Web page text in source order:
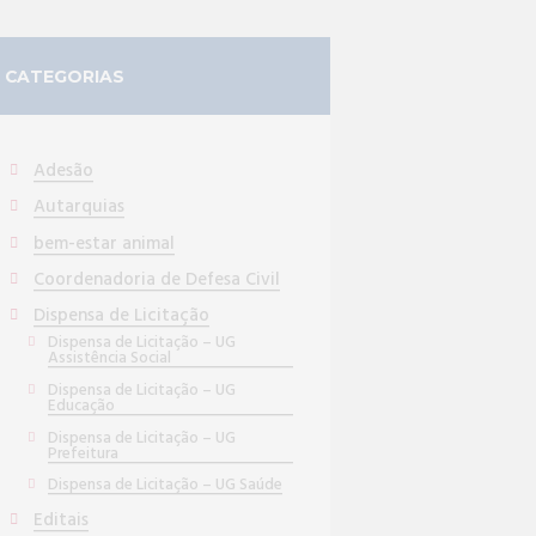
CATEGORIAS
Adesão
Autarquias
bem-estar animal
Coordenadoria de Defesa Civil
Dispensa de Licitação
Dispensa de Licitação – UG
Assistência Social
Dispensa de Licitação – UG
Educação
Dispensa de Licitação – UG
Prefeitura
Dispensa de Licitação – UG Saúde
Editais